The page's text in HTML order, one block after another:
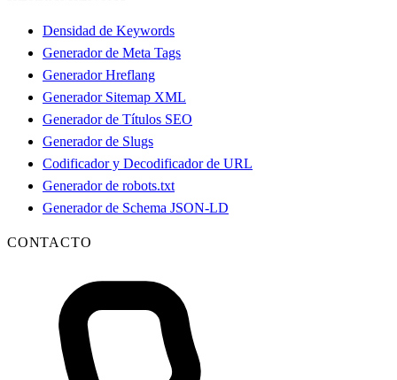
Densidad de Keywords
Generador de Meta Tags
Generador Hreflang
Generador Sitemap XML
Generador de Títulos SEO
Generador de Slugs
Codificador y Decodificador de URL
Generador de robots.txt
Generador de Schema JSON-LD
CONTACTO